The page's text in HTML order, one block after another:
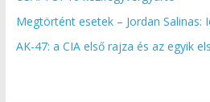
Megtörtént esetek – Jordan Salinas:
AK-47: a CIA első rajza és az egyik